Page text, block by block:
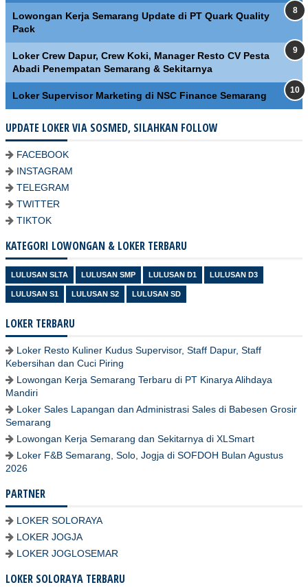
Lowongan Kerja Semarang Update di PT Quark Quality
Pack
Loker Crew Dapur, Crew Koki, Manager Resto CV Pesta
Abadi Penempatan Semarang & Sekitarnya
Loker Supervisor Marketing di NSC Finance Semarang
UPDATE LOKER VIA SOSMED, SILAHKAN FOLLOW
FACEBOOK
INSTAGRAM
TELEGRAM
TWITTER
TIKTOK
KATEGORI LOWONGAN & LOKER TERBARU
LULUSAN SLTA LULUSAN SMP LULUSAN D1 LULUSAN D3
LULUSAN S1 LULUSAN S2 LULUSAN SD
LOKER TERBARU
Loker Resto Kuliner Kudus Supervisor, Staff Dapur, Staff
Kebersihan dan Cuci Piring
Lowongan Kerja Semarang Terbaru di PT Kinarya Alihdaya
Mandiri
Loker Sales Lapangan dan Administrasi Sales di Babesen Grosir
Semarang
Lowongan Kerja Semarang dan Sekitarnya di XLSmart
Loker F&B Semarang, Solo, Jogja di SOFDOH Bulan Agustus
2026
PARTNER
LOKER SOLORAYA
LOKER JOGJA
LOKER JOGLOSEMAR
LOKER SOLORAYA TERBARU